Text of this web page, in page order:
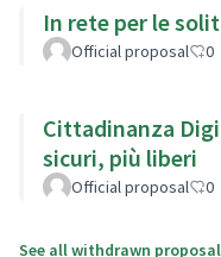
In rete per le
Official proposal 0
Cittadinanza
sicuri, più liberi
Official proposal 0
See all withdrawn